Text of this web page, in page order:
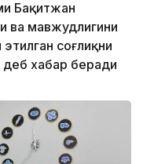
Бақитжан
ва мавжудлигини
соғлиқни
хабар беради